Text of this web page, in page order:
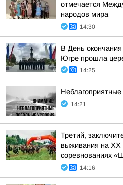
отмечается
народов мира
14:30
В День
Югре прошла
14:25
14:21
Третий,
выживания на XX
соревнованиях
14:16